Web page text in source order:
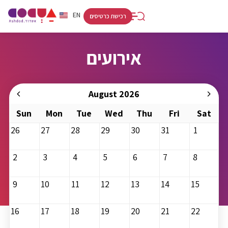
EN
HE
רכישת כרטיסים
אירועים
August 2026
Sun
Mon Tue Wed Thu Fri
Sat
26
27 28 29 30 31 1
2 3 4 5 6 7 8
9 10 11 12 13 14 15
16 17 18 19 20 21 22